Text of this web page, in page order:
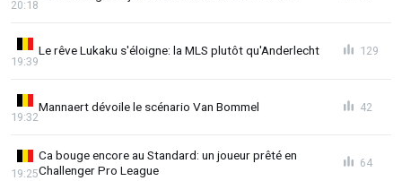
20:18
Le rêve Lukaku s'éloigne: la MLS plutôt qu'Anderlecht
19:39
129
Mannaert dévoile le scénario Van Bommel
19:32
42
Ca bouge encore au Standard: un joueur prêté en
Challenger Pro League
19:25
64